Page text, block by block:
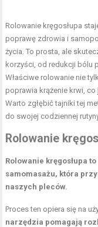
Rolowanie kręgosłupa
poprawę zdrowia i
życia. To prosta, ale
korzyści, od redukcji bólu
Właściwe rolowanie nie
poprawia krążenie krwi,
Warto zgłębić tajniki tej
do swojej codziennej
Rolowanie
Rolowanie kręgosłupa
samomasażu, która
naszych pleców.
Proces ten opiera się na
narzędzia pomagają